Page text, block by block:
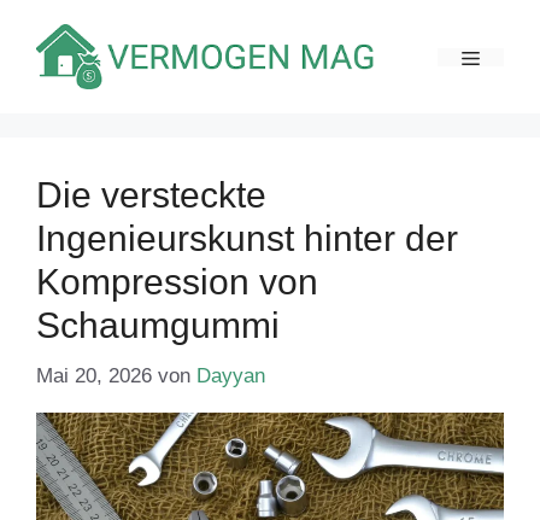
Inhalt
springen
Die versteckte
Ingenieurskunst hinter der
Kompression von
Schaumgummi
Mai 20, 2026 von Dayyan